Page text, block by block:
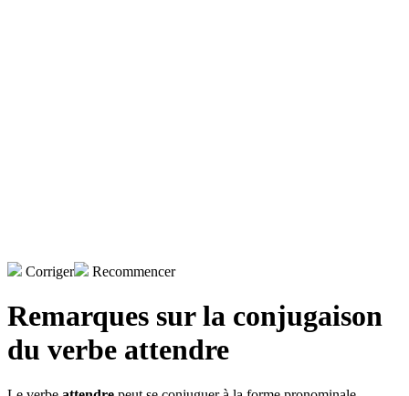
Corriger Recommencer
Remarques sur la conjugaison
du verbe attendre